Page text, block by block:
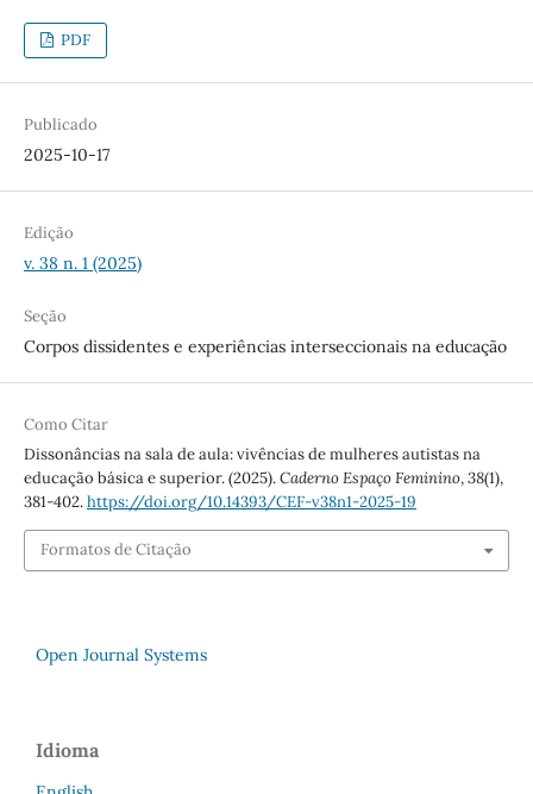
PDF
Publicado
2025-10-17
Edição
v. 38 n. 1 (2025)
Seção
Corpos dissidentes e experiências interseccionais na educação
Como Citar
Dissonâncias na sala de aula: vivências de mulheres autistas na
educação básica e superior. (2025).Caderno Espaço Feminino,38(1),
381-402.https://doi.org/10.14393/CEF-v38n1-2025-19
Formatos de Citação
Open Journal Systems
Idioma